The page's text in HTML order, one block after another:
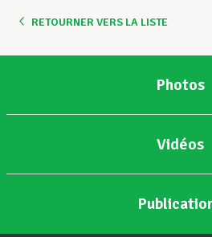
RETOURNER VERS LA LISTE
Photos
Vidéos